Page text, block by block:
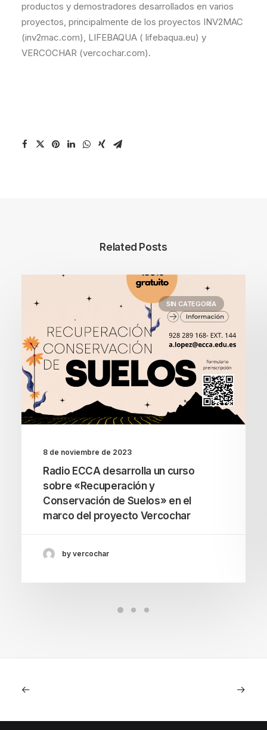
productos y demostradores desarrollados en varios
proyectos, principalmente de los proyectos INV2MAC
(inv2mac.com), LIFEBAQUA ( lifebaqua.eu) y
VERCOCHAR (vercochar.com).
Related Posts
SIN CATEGORÍA
8 de noviembre de 2023
Radio ECCA desarrolla un curso
sobre «Recuperación y
Conservación de Suelos» en el
marco del proyecto Vercochar
by vercochar